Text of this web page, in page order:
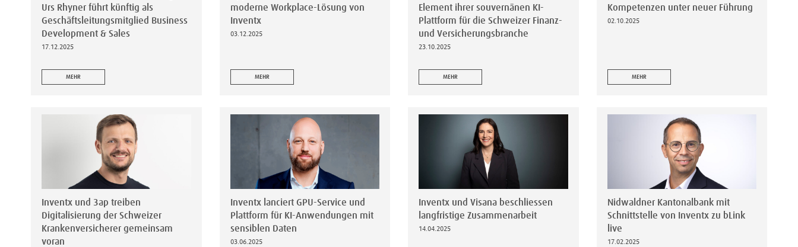
Urs Rhyner führt künftig als
Geschäftsleitungsmitglied Business
Development & Sales
17.12.2025
MEHR
moderne Workplace-Lösung von
Inventx
03.12.2025
MEHR
Element ihrer souvernänen KI-
Plattform für die Schweizer Finanz-
und Versicherungsbranche
23.10.2025
MEHR
Kompetenzen unter neuer Führung
02.10.2025
MEHR
Inventx und 3ap treiben
Digitalisierung der Schweizer
Krankenversicherer gemeinsam
voran
Inventx lanciert GPU-Service und
Plattform für KI-Anwendungen mit
sensiblen Daten
03.06.2025
Inventx und Visana beschliessen
langfristige Zusammenarbeit
14.04.2025
Nidwaldner Kantonalbank mit
Schnittstelle von Inventx zu bLink
live
17.02.2025